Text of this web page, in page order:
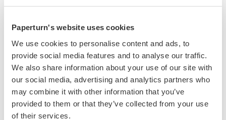
Paperturn's website uses cookies
We use cookies to personalise content and ads, to
provide social media features and to analyse our traffic.
We also share information about your use of our site with
our social media, advertising and analytics partners who
may combine it with other information that you’ve
provided to them or that they’ve collected from your use
of their services.
garantir la protection des informations
que nous respections les réglementations
applicables en matière de protection des
données et de la vie privée ;
Adopter des précautions en mettant en œuvre
des mesures de sécurité, techniques et
administratives visant à protéger les informations